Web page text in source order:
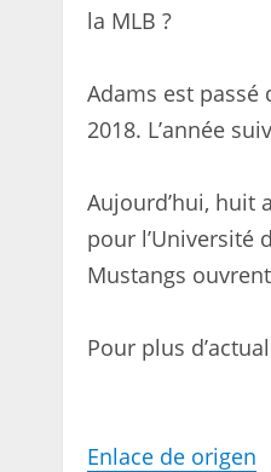
la MLB ?
Adams est passé
2018. L’année
Aujourd’hui, huit
pour l’Université
Mustangs
Pour plus
Enlace de origen